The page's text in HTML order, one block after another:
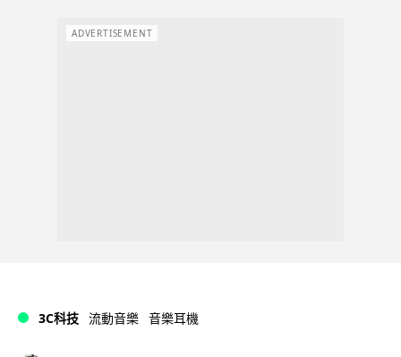
ADVERTISEMENT
3C科技 流動音樂 音樂耳機